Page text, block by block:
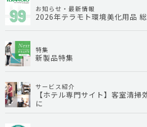
お知らせ・最新情報
2026年テラモト環境美化用品
特集
新製品特集
サービス紹介
【ホテル専門サイト】客室清掃
に